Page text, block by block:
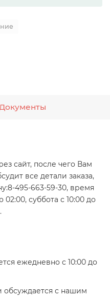
сайт, после чего Вам
все детали заказа,
495-663-59-30, время
суббота с 10:00 до
ежедневно с 10:00 до
обсуждается с нашим